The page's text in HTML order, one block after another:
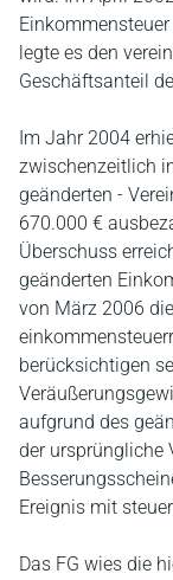
legte es den
Geschäftsanteil
Im Jahr 2004
zwischenzeitlich
geänderten -
670.000 €
Überschuss
geänderten
von März 2006
berücksichtigen
aufgrund des
der ursprüngliche
Ereignis mit
Das FG wies die